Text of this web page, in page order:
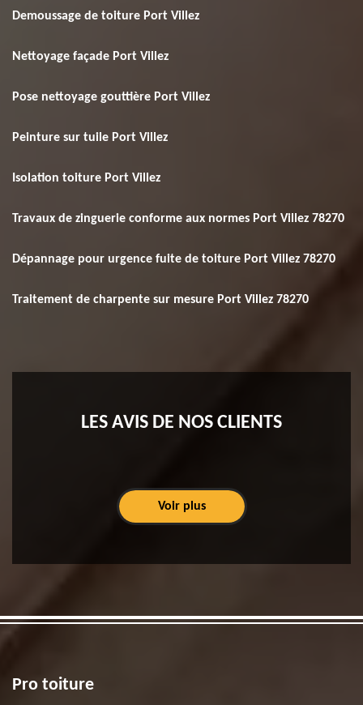
Demoussage de toiture Port Villez
Nettoyage façade Port Villez
Pose nettoyage gouttière Port Villez
Peinture sur tuile Port Villez
Isolation toiture Port Villez
Travaux de zinguerie conforme aux normes Port Villez 78270
Dépannage pour urgence fuite de toiture Port Villez 78270
Traitement de charpente sur mesure Port Villez 78270
LES AVIS DE NOS CLIENTS
Voir plus
Pro toiture